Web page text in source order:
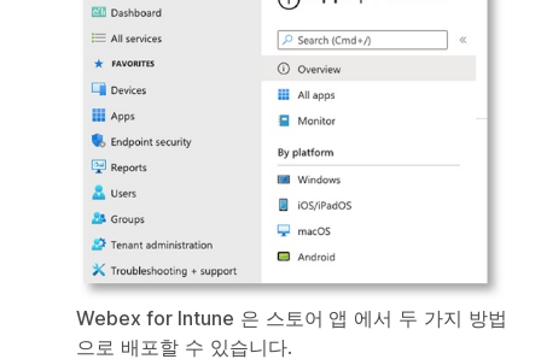
Webex for Intune 은 스토어 앱 에서 두 가지 방법
으로 배포할 수 있습니다.